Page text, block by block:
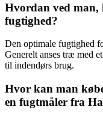
Hvordan ved
fugtighed?
Den optimale fugtighed
Generelt anses træ med
til indendørs brug.
Hvor kan man
en fugtmåler fra